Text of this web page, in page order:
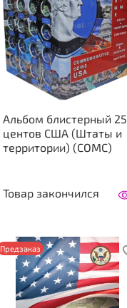
Альбом блистерный 25
центов США (Штаты и
территории) (СОМС)
Товар закончился
Предзаказ